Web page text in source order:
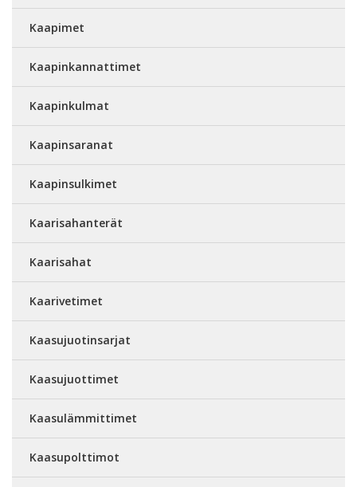
Kaapimet
Kaapinkannattimet
Kaapinkulmat
Kaapinsaranat
Kaapinsulkimet
Kaarisahanterät
Kaarisahat
Kaarivetimet
Kaasujuotinsarjat
Kaasujuottimet
Kaasulämmittimet
Kaasupolttimot